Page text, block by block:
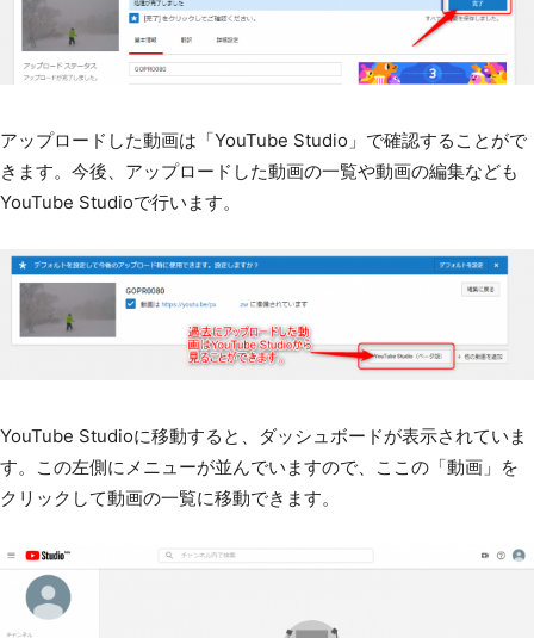
アップロードした動画は「YouTube Studio」で確認することがで
きます。今後、アップロードした動画の一覧や動画の編集なども
YouTube Studioで行います。
YouTube Studioに移動すると、ダッシュボードが表示されていま
す。この左側にメニューが並んでいますので、ここの「動画」を
クリックして動画の一覧に移動できます。